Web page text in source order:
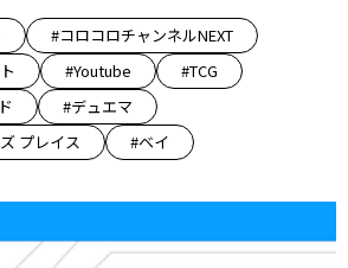
#コロコロチャンネルNEXT
#Youtube
#TCG
#デュエマ
プレイス
#ベイ